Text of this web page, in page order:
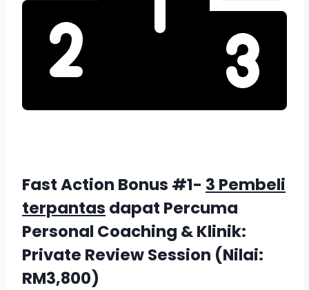
Fast Action Bonus #1- 3 Pembeli
terpantas dapat Percuma
Personal Coaching & Klinik:
Private Review Session (Nilai:
RM3,800)